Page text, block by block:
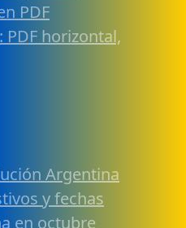
PDF
horizontal,
Argentina
y fechas
en octubre